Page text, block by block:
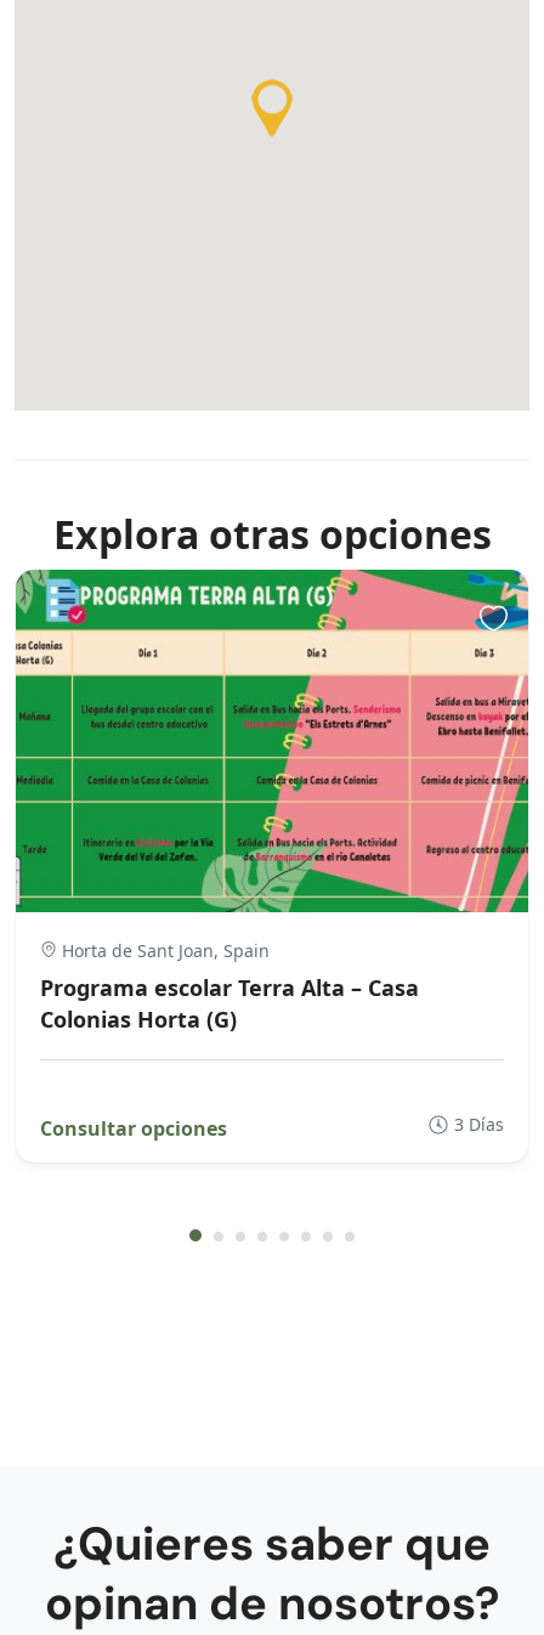
Explora otras opciones
Horta de Sant Joan, Spain
Programa escolar Terra Alta – Casa
Colonias Horta (G)
Consultar opciones 3 Días
¿Quieres saber que
opinan de nosotros?